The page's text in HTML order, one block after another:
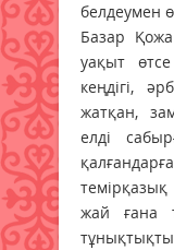
белдеумен
Базар Қожа
уақыт
кеңдігі,
жатқан,
елді
жай ғана